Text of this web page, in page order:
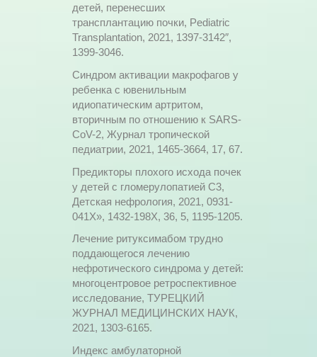
детей, перенесших
трансплантацию почки, Pediatric
Transplantation, 2021, 1397-3142″,
1399-3046.
Синдром активации макрофагов у
ребенка с ювенильным
идиопатическим артритом,
вторичным по отношению к SARS-
CoV-2, Журнал тропической
педиатрии, 2021, 1465-3664, 17, 67.
Предикторы плохого исхода почек
у детей с гломерулопатией C3,
Детская нефрология, 2021, 0931-
041X», 1432-198X, 36, 5, 1195-1205.
Лечение ритуксимабом трудно
поддающегося лечению
нефротического синдрома у детей:
многоцентровое ретроспективное
исследование, ТУРЕЦКИЙ
ЖУРНАЛ МЕДИЦИНСКИХ НАУК,
2021, 1303-6165.
Индекс амбулаторной